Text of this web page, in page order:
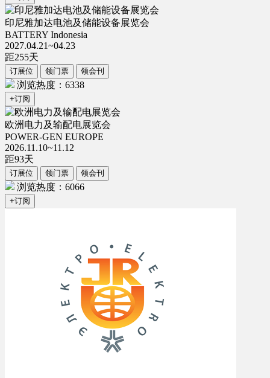
印尼雅加达电池及储能设备展览会
BATTERY Indonesia
2027.04.21~04.23
距255天
订展位 领门票 领会刊
浏览热度：6338
+订阅
欧洲电力及输配电展览会
POWER-GEN EUROPE
2026.11.10~11.12
距93天
订展位 领门票 领会刊
浏览热度：6066
+订阅